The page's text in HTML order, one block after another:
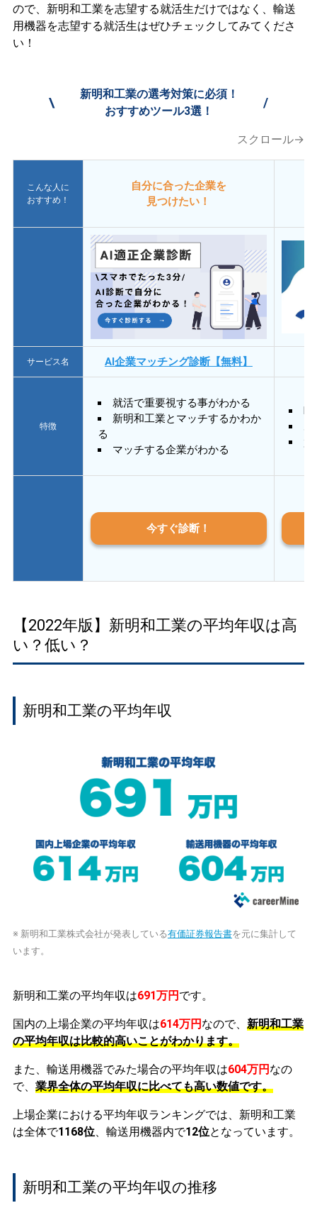
ので、新明和工業を志望する就活生だけではなく、輸送
用機器を志望する就活生はぜひチェックしてみてくださ
い！
\
新明和工業の選考対策に必須！
おすすめツール3選！
/
スクロール→
こんな人に
おすすめ！
自分に合った企業を
見つけたい！
サービス名 AI企業マッチング診断【無料】
特徴
就活で重要視する事がわかる
新明和工業とマッチするかわか
る
マッチする企業がわかる
質
今すぐ診断！
【2022年版】新明和工業の平均年収は高
い？低い？
新明和工業の平均年収
※ 新明和工業株式会社が発表している有価証券報告書を元に集計して
います。
新明和工業の平均年収は691万円 です。
国内の上場企業の平均年収は614万円 なので、 新明和工業
の平均年収は比較的高いことがわかります。
また、輸送用機器でみた場合の平均年収は604万円 なの
で、 業界全体の平均年収に比べても高い数値です。
上場企業における平均年収ランキングでは、新明和工業
は全体で1168位、輸送用機器内で12位となっています。
新明和工業の平均年収の推移